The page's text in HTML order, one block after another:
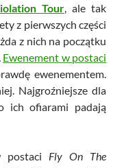
Tour, ale tak
z pierwszych części
z nich na początku
Ewenement w postaci
ewenementem.
Najgroźniejsze dla
ich ofiarami padają
postaci Fly On The